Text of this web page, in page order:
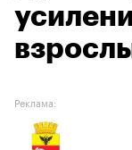
Реклама: